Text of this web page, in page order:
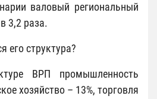
валовый региональный
3,2 раза.
его структура?
ВРП промышленность
хозяйство – 13%, торговля